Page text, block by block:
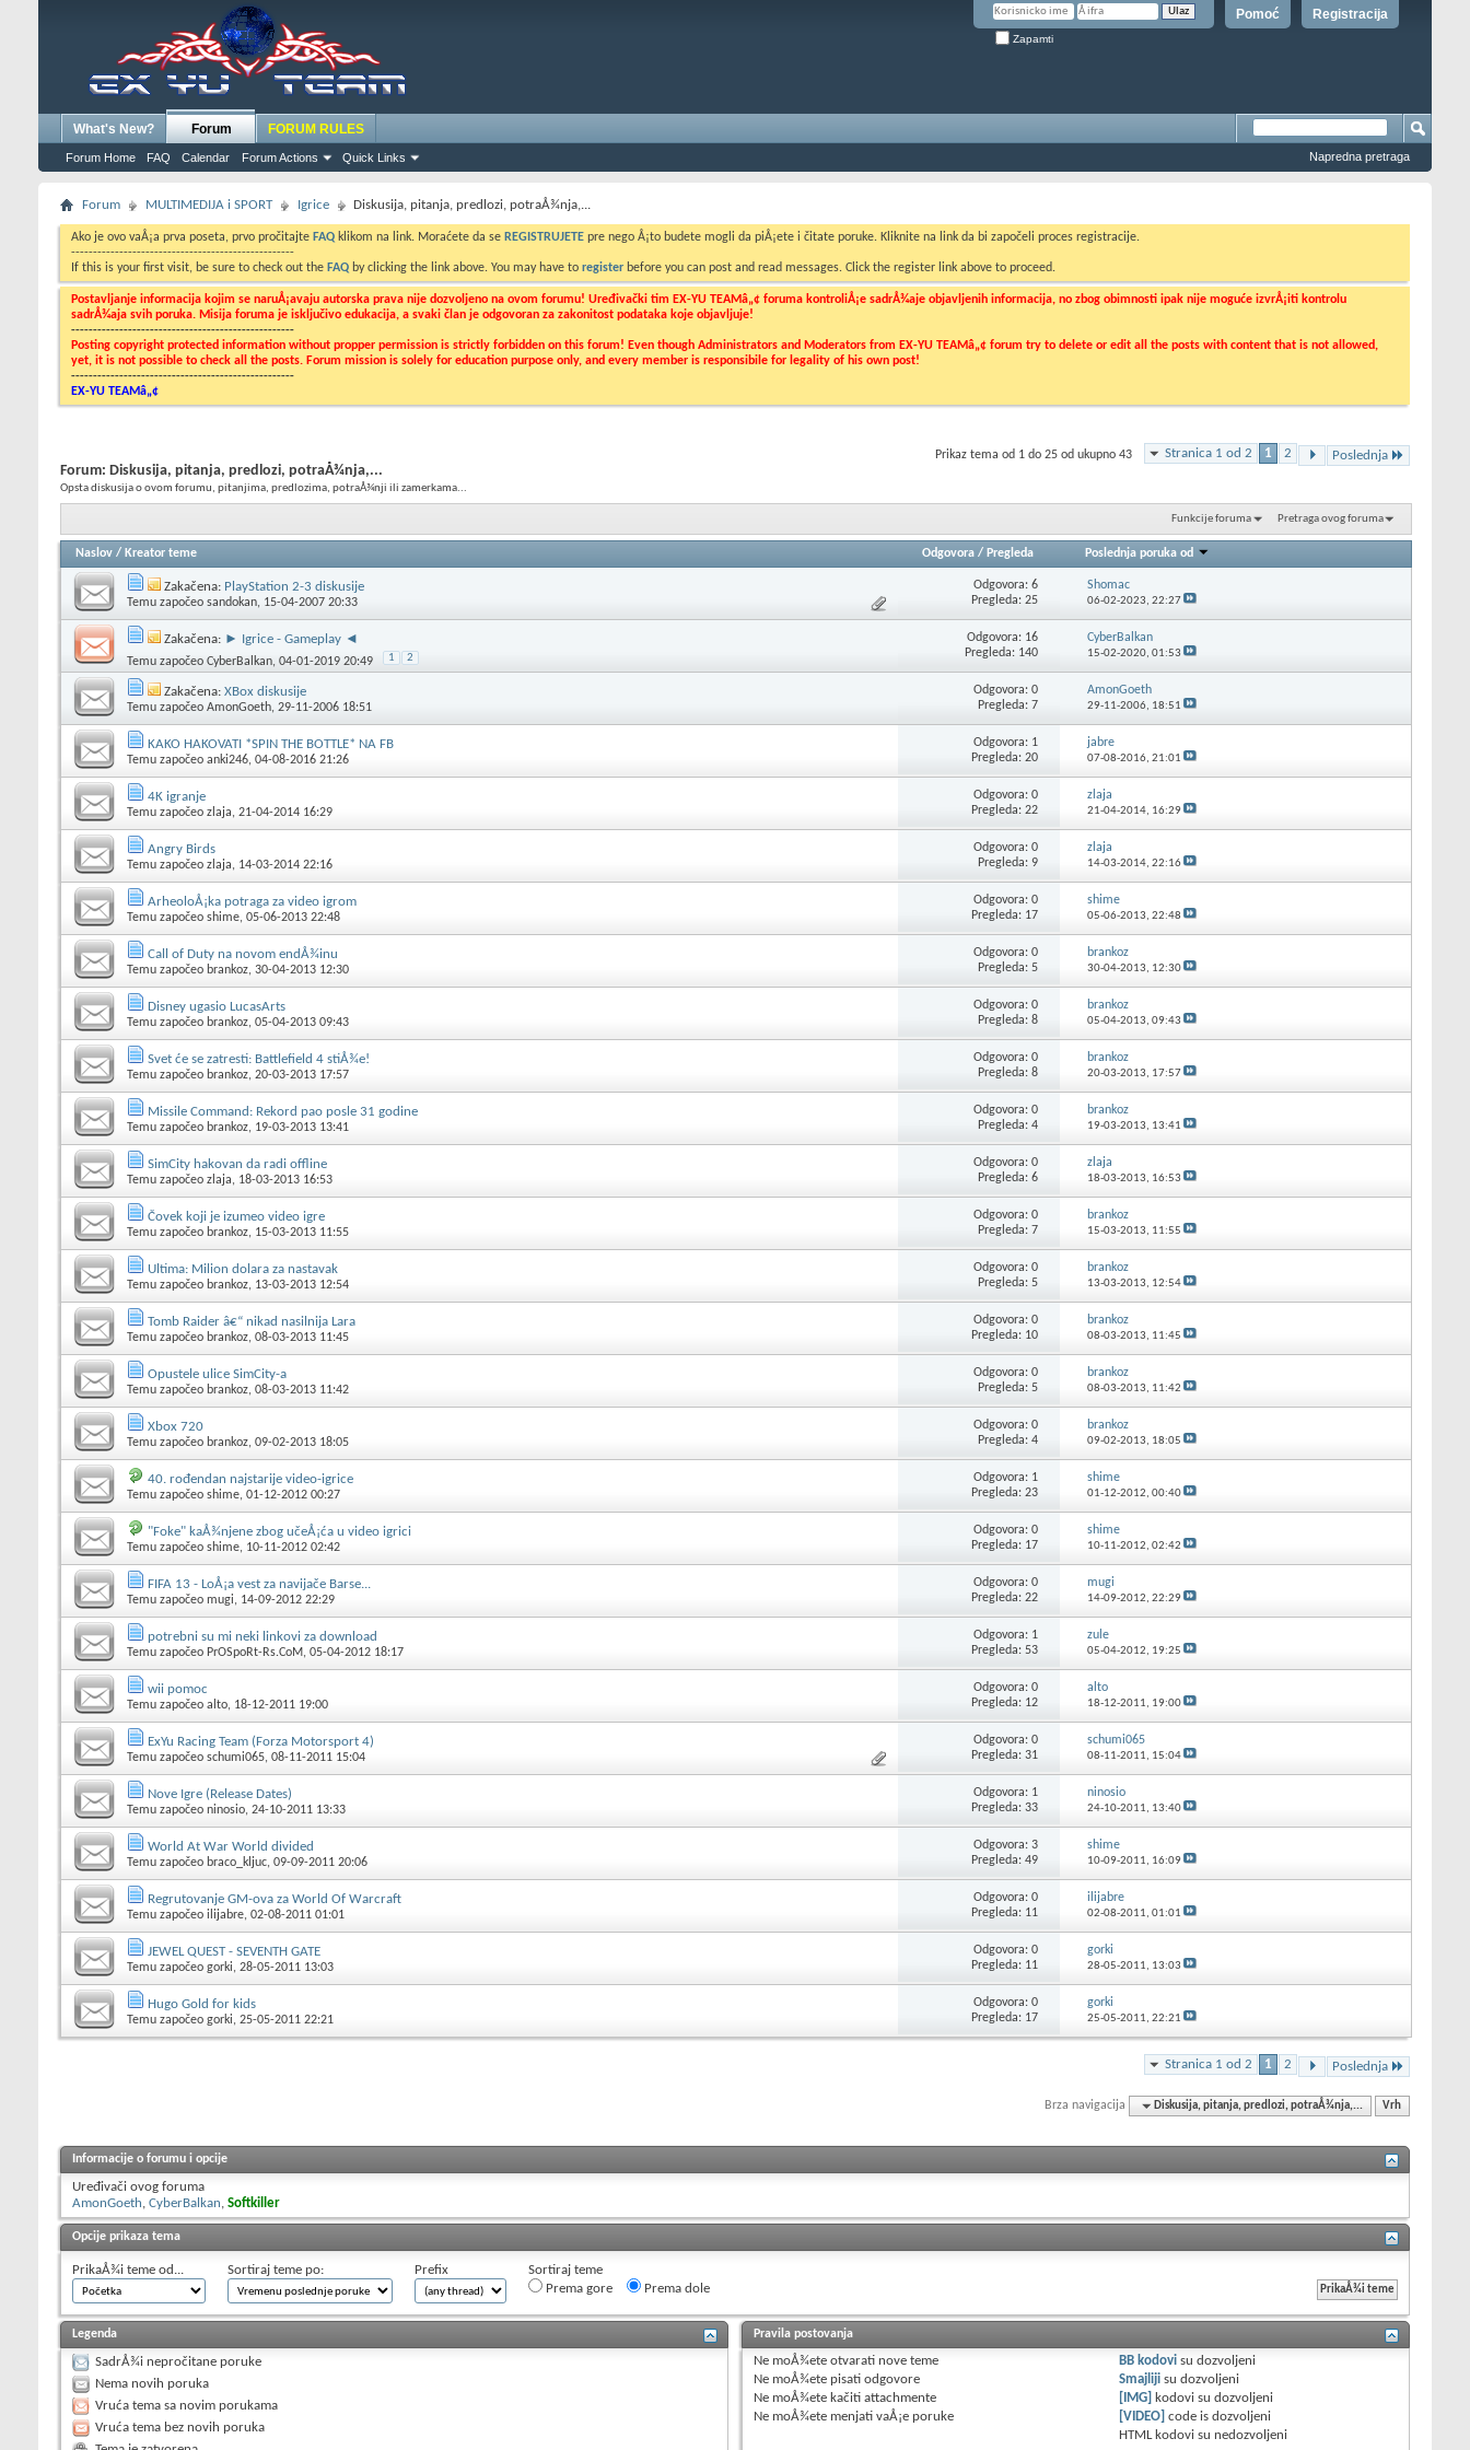
Registracija
Pomoć
Zapamti
What's New? Forum
Forum Home FAQ Calendar Forum Actions Quick Links
FORUM RULES
Napredna pretraga
Forum MULTIMEDIJA i SPORT Igrice Diskusija, pitanja, predlozi, potraÅ¾nja,...
Ako je ovo vaÅ¡a prva poseta, prvo pročitajte FAQ klikom na link. Moraćete da se REGISTRUJETE pre nego Å¡to budete mogli da piÅ¡ete i čitate poruke. Kliknite na link da bi započeli proces registracije.
---------------------------------------------------
If this is your first visit, be sure to check out the FAQ by clicking the link above. You may have to register before you can post and read messages. Click the register link above to proceed.
Postavljanje informacija kojim se naruÅ¡avaju autorska prava nije dozvoljeno na ovom forumu! Uređivački tim EX-YU TEAMâ„¢ foruma kontroliÅ¡e sadrÅ¾aje objavljenih informacija, no zbog obimnosti ipak nije moguće izvrÅ¡iti kontrolu
sadrÅ¾aja svih poruka. Misija foruma je isključivo edukacija, a svaki član je odgovoran za zakonitost podataka koje objavljuje!
---------------------------------------------------
Posting copyright protected information without propper permission is strictly forbidden on this forum! Even though Administrators and Moderators from EX-YU TEAMâ„¢ forum try to delete or edit all the posts with content that is not allowed,
yet, it is not possible to check all the posts. Forum mission is solely for education purpose only, and every member is responsibile for legality of his own post!
---------------------------------------------------
EX-YU TEAMâ„¢
Stranica 1 od 2 1 2 Poslednja
Prikaz tema od 1 do 25 od ukupno 43
Forum: Diskusija, pitanja, predlozi, potraÅ¾nja,...
Opsta diskusija o ovom forumu, pitanjima, predlozima, potraÅ¾nji ili zamerkama...
Funkcije foruma Pretraga ovog foruma
Naslov / Kreator teme Odgovora / Pregleda Poslednja poruka od
Zakačena: PlayStation 2-3 diskusije
Temu započeo sandokan, 15-04-2007 20:33
Odgovora: 6
Pregleda: 25
Shomac
06-02-2023, 22:27
Zakačena: ► Igrice - Gameplay ◄
Temu započeo CyberBalkan, 04-01-2019 20:49 1 2
Odgovora: 16
Pregleda: 140
CyberBalkan
15-02-2020, 01:53
Zakačena: XBox diskusije
Temu započeo AmonGoeth, 29-11-2006 18:51
Odgovora: 0
Pregleda: 7
AmonGoeth
29-11-2006, 18:51
KAKO HAKOVATI *SPIN THE BOTTLE* NA FB
Temu započeo anki246, 04-08-2016 21:26
Odgovora: 1
Pregleda: 20
jabre
07-08-2016, 21:01
4K igranje
Temu započeo zlaja, 21-04-2014 16:29
Odgovora: 0
Pregleda: 22
zlaja
21-04-2014, 16:29
Angry Birds
Temu započeo zlaja, 14-03-2014 22:16
Odgovora: 0
Pregleda: 9
zlaja
14-03-2014, 22:16
ArheoloÅ¡ka potraga za video igrom
Temu započeo shime, 05-06-2013 22:48
Odgovora: 0
Pregleda: 17
shime
05-06-2013, 22:48
Call of Duty na novom endÅ¾inu
Temu započeo brankoz, 30-04-2013 12:30
Odgovora: 0
Pregleda: 5
brankoz
30-04-2013, 12:30
Disney ugasio LucasArts
Temu započeo brankoz, 05-04-2013 09:43
Odgovora: 0
Pregleda: 8
brankoz
05-04-2013, 09:43
Svet će se zatresti: Battlefield 4 stiÅ¾e!
Temu započeo brankoz, 20-03-2013 17:57
Odgovora: 0
Pregleda: 8
brankoz
20-03-2013, 17:57
Missile Command: Rekord pao posle 31 godine
Temu započeo brankoz, 19-03-2013 13:41
Odgovora: 0
Pregleda: 4
brankoz
19-03-2013, 13:41
SimCity hakovan da radi offline
Temu započeo zlaja, 18-03-2013 16:53
Odgovora: 0
Pregleda: 6
zlaja
18-03-2013, 16:53
Čovek koji je izumeo video igre
Temu započeo brankoz, 15-03-2013 11:55
Odgovora: 0
Pregleda: 7
brankoz
15-03-2013, 11:55
Ultima: Milion dolara za nastavak
Temu započeo brankoz, 13-03-2013 12:54
Odgovora: 0
Pregleda: 5
brankoz
13-03-2013, 12:54
Tomb Raider â€“ nikad nasilnija Lara
Temu započeo brankoz, 08-03-2013 11:45
Odgovora: 0
Pregleda: 10
brankoz
08-03-2013, 11:45
Opustele ulice SimCity-a
Temu započeo brankoz, 08-03-2013 11:42
Odgovora: 0
Pregleda: 5
brankoz
08-03-2013, 11:42
Xbox 720
Temu započeo brankoz, 09-02-2013 18:05
Odgovora: 0
Pregleda: 4
brankoz
09-02-2013, 18:05
40. rođendan najstarije video-igrice
Temu započeo shime, 01-12-2012 00:27
Odgovora: 1
Pregleda: 23
shime
01-12-2012, 00:40
"Foke" kaÅ¾njene zbog učeÅ¡ća u video igrici
Temu započeo shime, 10-11-2012 02:42
Odgovora: 0
Pregleda: 17
shime
10-11-2012, 02:42
FIFA 13 - LoÅ¡a vest za navijače Barse...
Temu započeo mugi, 14-09-2012 22:29
Odgovora: 0
Pregleda: 22
mugi
14-09-2012, 22:29
potrebni su mi neki linkovi za download
Temu započeo PrOSpoRt-Rs.CoM, 05-04-2012 18:17
Odgovora: 1
Pregleda: 53
zule
05-04-2012, 19:25
wii pomoc
Temu započeo alto, 18-12-2011 19:00
Odgovora: 0
Pregleda: 12
alto
18-12-2011, 19:00
ExYu Racing Team (Forza Motorsport 4)
Temu započeo schumi065, 08-11-2011 15:04
Odgovora: 0
Pregleda: 31
schumi065
08-11-2011, 15:04
Nove Igre (Release Dates)
Temu započeo ninosio, 24-10-2011 13:33
Odgovora: 1
Pregleda: 33
ninosio
24-10-2011, 13:40
World At War World divided
Temu započeo braco_kljuc, 09-09-2011 20:06
Odgovora: 3
Pregleda: 49
shime
10-09-2011, 16:09
Regrutovanje GM-ova za World Of Warcraft
Temu započeo ilijabre, 02-08-2011 01:01
Odgovora: 0
Pregleda: 11
ilijabre
02-08-2011, 01:01
JEWEL QUEST - SEVENTH GATE
Temu započeo gorki, 28-05-2011 13:03
Odgovora: 0
Pregleda: 11
gorki
28-05-2011, 13:03
Hugo Gold for kids
Temu započeo gorki, 25-05-2011 22:21
Odgovora: 0
Pregleda: 17
gorki
25-05-2011, 22:21
Stranica 1 od 2 1 2 Poslednja
Brza navigacija Diskusija, pitanja, predlozi, potraÅ¾nja,... Vrh
Informacije o forumu i opcije
Uređivači ovog foruma
AmonGoeth, CyberBalkan, Softkiller
Opcije prikaza tema
PrikaÅ¾i teme od... Sortiraj teme po: Prefix
Sortiraj teme
Prema gore
Prema dole
Legenda
SadrÅ¾i nepročitane poruke
Nema novih poruka
Vruća tema sa novim porukama
Vruća tema bez novih poruka
Pravila postovanja
Ne moÅ¾ete otvarati nove teme
Ne moÅ¾ete pisati odgovore
Ne moÅ¾ete kačiti attachmente
Ne moÅ¾ete menjati vaÅ¡e poruke
BB kodovi sudozvoljeni
Smajliji sudozvoljeni
[IMG] kodovi sudozvoljeni
[VIDEO] code isdozvoljeni
HTML kodovi su nedozvoljeni